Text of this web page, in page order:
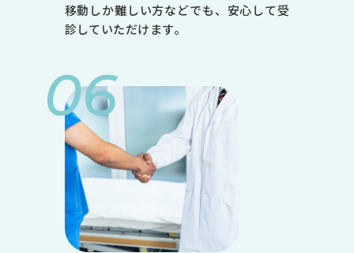
金
9:00～12:30
●
-
※1
移動しか難しい方などでも、安心して受
診していただけます。
06